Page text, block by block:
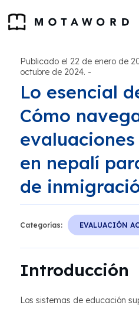
Publicado el 22 de enero de
octubre de 2024. -
Lo esencial
Cómo
en nepalí
de
Categorías: EVALUACIÓN
Introducción
Los sistemas de educación